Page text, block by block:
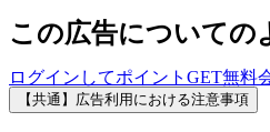
この広告についての
ログインしてポイントGET無料
【共通】広告利用における注意事項